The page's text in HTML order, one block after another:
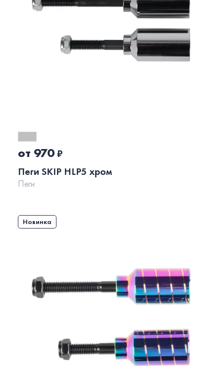
от 970₽
Пеги SKIP HLP5 хром
Пеги
Новинка